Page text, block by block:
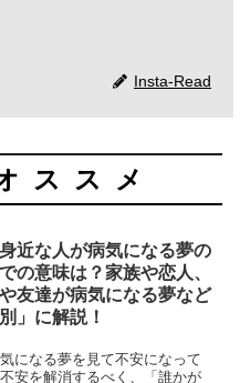
Insta-Read
ススメ
近な人が病気になる夢の
の意味は？家族や恋人、
友達が病気になる夢など
」に解説！
になる夢を見て不安になって
安を解消するべく、「誰かが